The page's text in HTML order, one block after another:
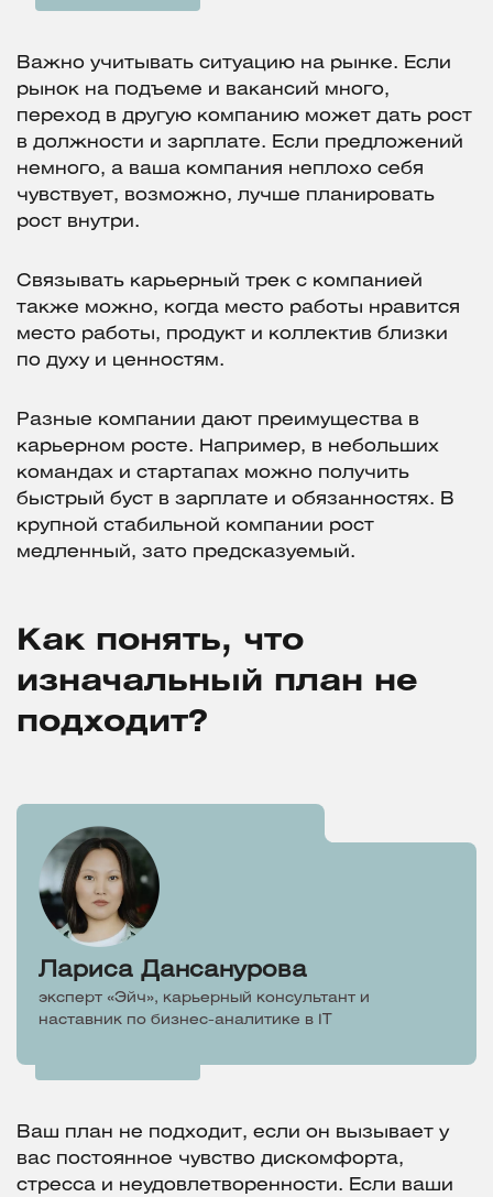
Важно учитывать ситуацию на рынке. Если
рынок на подъеме и вакансий много,
переход в другую компанию может дать рост
в должности и зарплате. Если предложений
немного, а ваша компания неплохо себя
чувствует, возможно, лучше планировать
рост внутри.
Связывать карьерный трек с компанией
также можно, когда место работы нравится
место работы, продукт и коллектив близки
по духу и ценностям.
Разные компании дают преимущества в
карьерном росте. Например, в небольших
командах и стартапах можно получить
быстрый буст в зарплате и обязанностях. В
крупной стабильной компании рост
медленный, зато предсказуемый.
Как понять, что
изначальный план не
подходит?
Лариса Дансанурова
эксперт «Эйч», карьерный консультант и
наставник по бизнес-аналитике в IT
Ваш план не подходит, если он вызывает у
вас постоянное чувство дискомфорта,
стресса и неудовлетворенности. Если ваши